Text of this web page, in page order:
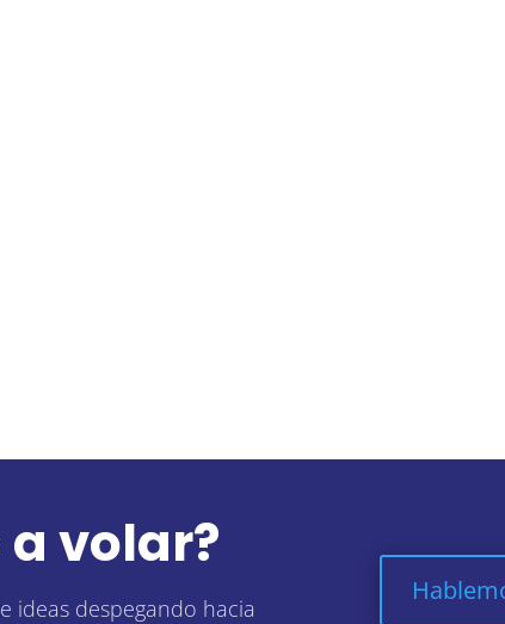
a volar?
ideas despegando hacia